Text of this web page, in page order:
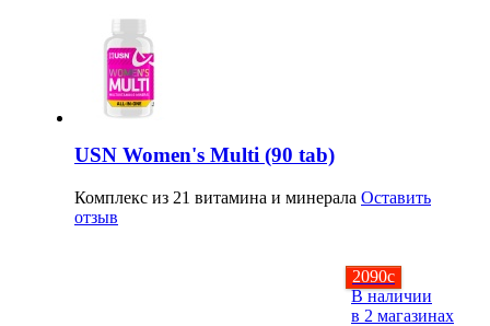
2090c
В наличии
в 2 магазинах
USN Women's Multi (90 tab)
Комплекс из 21 витамина и минерала Оставить
отзыв